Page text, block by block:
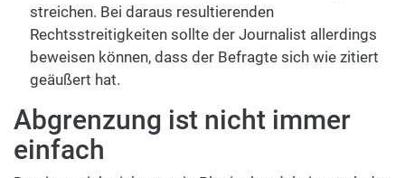
streichen. Bei daraus resultierenden
Rechtsstreitigkeiten sollte der Journalist allerdings
beweisen können, dass der Befragte sich wie zitiert
geäußert hat.
Abgrenzung ist nicht immer
einfach